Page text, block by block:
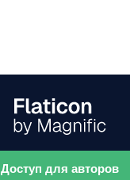
Доступ для авторов